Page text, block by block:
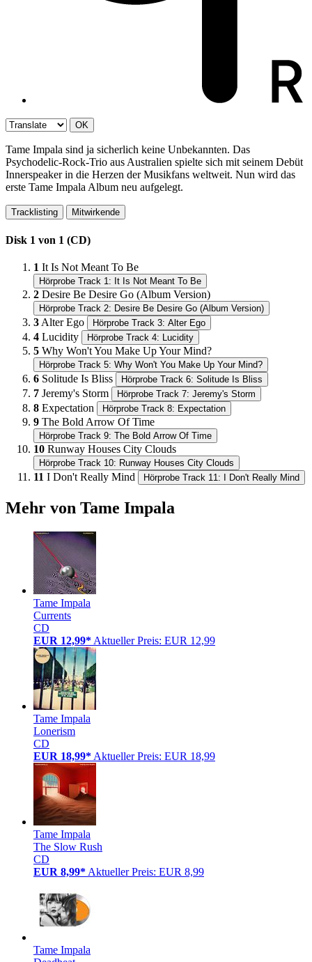
OK
Tame Impala sind ja sicherlich keine Unbekannten. Das
Psychodelic-Rock-Trio aus Australien spielte sich mit seinem Debüt
Innerspeaker in die Herzen der Musikfans weltweit. Nun wird das
erste Tame Impala Album neu aufgelegt.
Tracklisting Mitwirkende
Disk 1 von 1 (CD)
1 It Is Not Meant To Be
Hörprobe Track 1: It Is Not Meant To Be
2 Desire Be Desire Go (Album Version)
Hörprobe Track 2: Desire Be Desire Go (Album Version)
3 Alter Ego Hörprobe Track 3: Alter Ego
4 Lucidity Hörprobe Track 4: Lucidity
5 Why Won't You Make Up Your Mind?
Hörprobe Track 5: Why Won't You Make Up Your Mind?
6 Solitude Is Bliss Hörprobe Track 6: Solitude Is Bliss
7 Jeremy's Storm Hörprobe Track 7: Jeremy's Storm
8 Expectation Hörprobe Track 8: Expectation
9 The Bold Arrow Of Time
Hörprobe Track 9: The Bold Arrow Of Time
10 Runway Houses City Clouds
Hörprobe Track 10: Runway Houses City Clouds
11 I Don't Really Mind Hörprobe Track 11: I Don't Really Mind
Mehr von Tame Impala
Tame Impala
Currents
CD
EUR 12,99* Aktueller Preis: EUR 12,99
Tame Impala
Lonerism
CD
EUR 18,99* Aktueller Preis: EUR 18,99
Tame Impala
The Slow Rush
CD
EUR 8,99* Aktueller Preis: EUR 8,99
Tame Impala